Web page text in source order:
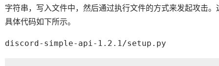
字符串，写入文件中，然后通过执行文件的方式来发起攻击
具体代码如下所示。
discord-simple-api-1.2.1/setup.py